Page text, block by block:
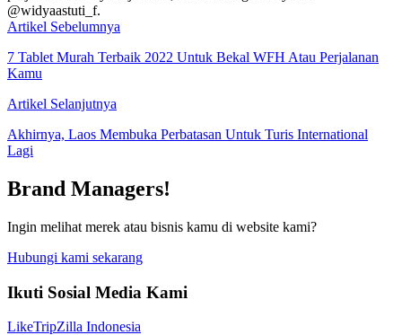
@widyaastuti_f.
Artikel Sebelumnya
7 Tablet Murah Terbaik 2022 Untuk Bekal WFH Atau Perjalanan
Kamu
Artikel Selanjutnya
Akhirnya, Laos Membuka Perbatasan Untuk Turis International
Lagi
Brand Managers!
Ingin melihat merek atau bisnis kamu di website kami?
Hubungi kami sekarang
Ikuti Sosial Media Kami
LikeTripZilla Indonesia